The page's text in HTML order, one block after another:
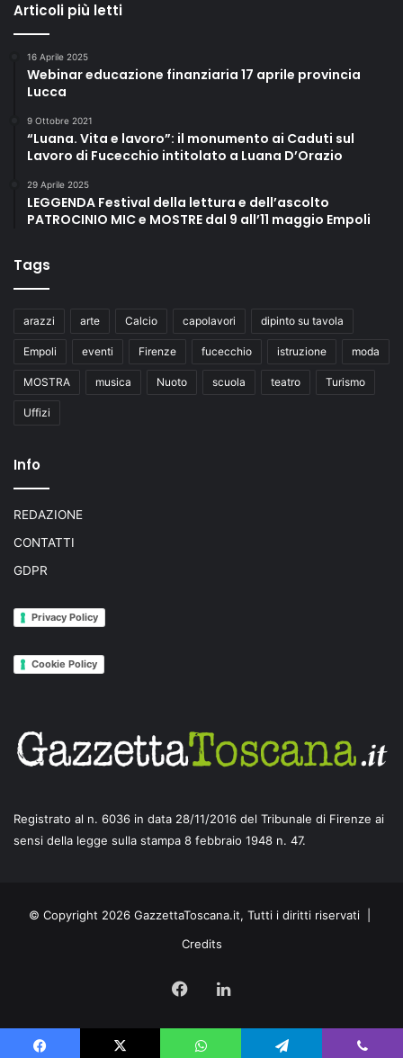
Articoli più letti
16 Aprile 2025
Webinar educazione finanziaria 17 aprile provincia
Lucca
9 Ottobre 2021
“Luana. Vita e lavoro”: il monumento ai Caduti sul
Lavoro di Fucecchio intitolato a Luana D’Orazio
29 Aprile 2025
LEGGENDA Festival della lettura e dell’ascolto
PATROCINIO MIC e MOSTRE dal 9 all’11 maggio Empoli
Tags
arazzi arte Calcio capolavori dipinto su tavola
Empoli eventi Firenze fucecchio istruzione moda
MOSTRA musica Nuoto scuola teatro Turismo
Uffizi
Info
REDAZIONE
CONTATTI
GDPR
Privacy Policy
Cookie Policy
Registrato al n. 6036 in data 28/11/2016 del Tribunale di Firenze ai
sensi della legge sulla stampa 8 febbraio 1948 n. 47.
© Copyright 2026 GazzettaToscana.it, Tutti i diritti riservati |
Credits
FacebookLinkedIn